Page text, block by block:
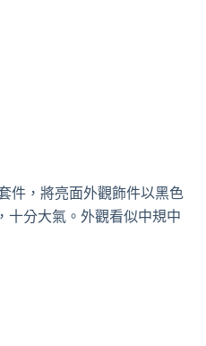
，將亮面外觀飾件以黑色
十分大氣。外觀看似中規中